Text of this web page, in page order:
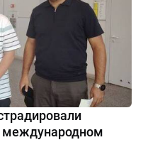
международном